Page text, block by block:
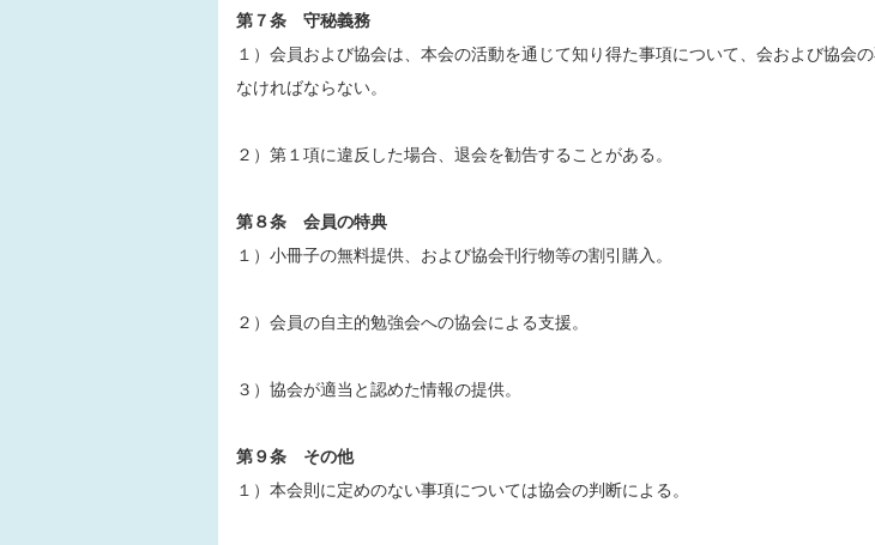
第７条 守秘義務
１）会員および協会は、本会の活動を通じて知り得た事項について、会および協会
なければならない。
２）第１項に違反した場合、退会を勧告することがある。
第８条 会員の特典
１）小冊子の無料提供、および協会刊行物等の割引購入。
２）会員の自主的勉強会への協会による支援。
３）協会が適当と認めた情報の提供。
第９条 その他
１）本会則に定めのない事項については協会の判断による。